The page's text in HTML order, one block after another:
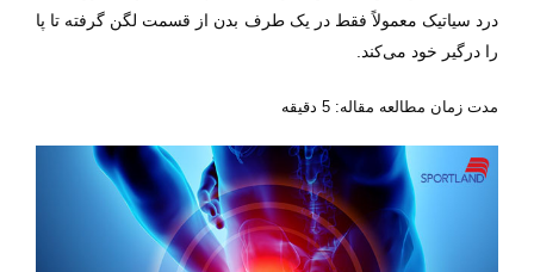
درد سیاتیک معمولاً فقط در یک طرف بدن از قسمت لگن گرفته تا پا
را درگیر خود می‌کند.
مدت زمان مطالعه مقاله: 5 دقیقه